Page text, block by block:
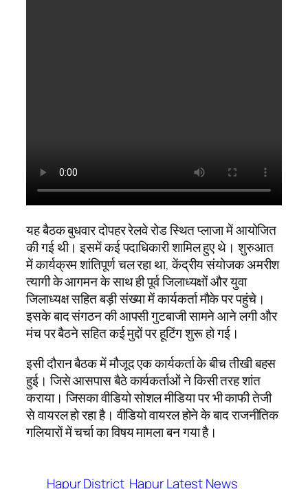
यह बैठक बुधवार दोपहर रेलवे रोड स्थित प्लाजा में आयोजित
की गई थी। इसमें कई पदाधिकारी शामिल हुए थे। शुरुआत
में कार्यक्रम शांतिपूर्ण चल रहा था, केंद्रीय संयोजक अमरीश
त्यागी के आगमन के साथ ही पूर्व जिलाध्यक्षों और युवा
जिलाध्यक्ष सहित बड़ी संख्या में कार्यकर्ता मौके पर पहुंचे।
इसके बाद संगठन की आपसी गुटबाजी सामने आने लगी और
मंच पर बैठने सहित कई मुद्दों पर हूटिंग शुरू हो गई।
इसी दौरान बैठक में मौजूद एक कार्यकर्ता के बीच तीखी बहस
हुई। जिसे आसपास बैठे कार्यकर्ताओं ने किसी तरह शांत
कराया। जिसका वीडियो सोशल मीडिया पर भी काफी तेजी
से वायरल हो रहा है। वीडियो वायरल होने के बाद राजनीतिक
गलियारों में चर्चा का विषय मामला बन गया है।
Hapur District Hapur Latest News